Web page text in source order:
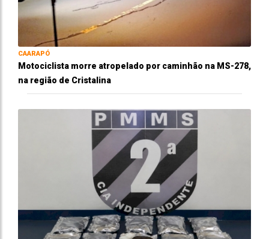
CAARAPÓ
Motociclista morre atropelado por caminhão na MS-278,
na região de Cristalina